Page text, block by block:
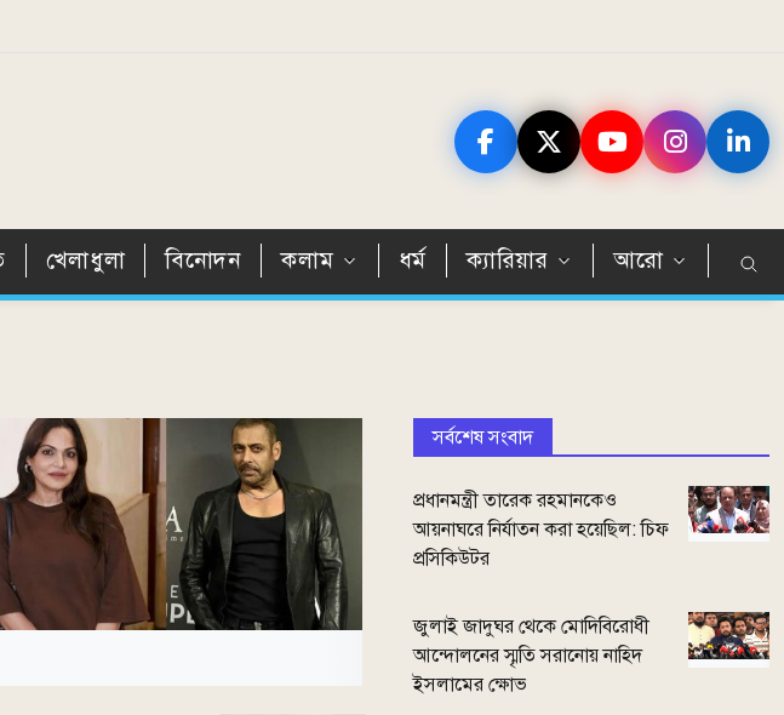
খেলাধুলা বিনোদন কলাম ধর্ম ক্যারিয়ার আরো
সর্বশেষ সংবাদ
প্রধানমন্ত্রী তারেক রহমানকেও
আয়নাঘরে নির্যাতন করা হয়েছিল: চিফ
প্রসিকিউটর
জুলাই জাদুঘর থেকে মোদিবিরোধী
আন্দোলনের স্মৃতি সরানোয় নাহিদ
ইসলামের ক্ষোভ